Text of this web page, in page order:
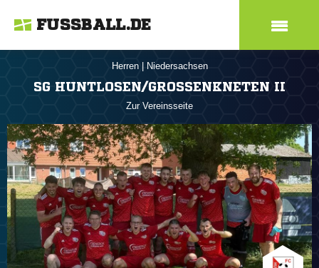
FUSSBALL.DE
Herren Niedersachsen
SG HUNTLOSEN/GROSSENKNETEN II
Zur Vereinsseite